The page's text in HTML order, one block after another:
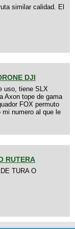
similar calidad. El
DJI
uso, tiene SLX
Axon tope de gama
FOX permuto
numero al que le
RUTERA
TURA O